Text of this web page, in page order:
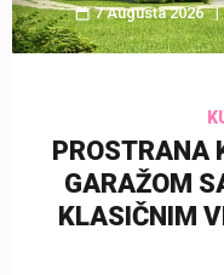
7 Augusta 2026
PROSTRANA
GARAŽOM
KLASIČNIM